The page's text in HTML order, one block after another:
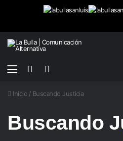
Menú
Buscar
Inicio / Buscando Justicia
Buscando